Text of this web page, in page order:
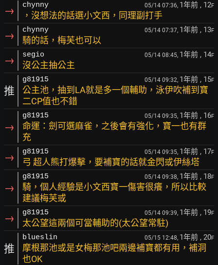
→ chynny 05/14 07:36, 1年前 , 12F
，沒想法的話選小文西，同理副打手
→ chynny 05/14 07:37, 1年前 , 13F
騎的話，梅芙也可以
→ segio 05/14 08:45, 1年前 , 14F
沒公主抽公主
推
g81915 05/14 09:32, 1年前 , 15F
公主池，抽到LA就是多一個輔助，泳伊吹補到寶
二CP值也不錯
→
g81915 05/14 09:35, 1年前 , 16F
命運：劍可選麻雀，之後會有強化，寶一也有群
充
→ g81915 05/14 09:35, 1年前 , 17F
弓 超人熊打爆擊，要補寶的話就金閃或伊絲塔
→
g81915 05/14 09:38, 1年前 , 18F
騎，個人經驗是小文西寶一傷害很癢，所以比較
建議梅芙或
→ g81915 05/14 09:39, 1年前 , 19F
太公望這兩個可當輔助的(太公望常駐)
推
blueslin 05/15 12:48, 1年前 , 20F
摩根那池或是女梅那池吧兩邊補寶都有用，補洞
也OK